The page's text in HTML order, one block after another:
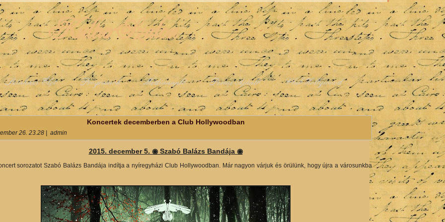
KulturSzalon
Színházi Élet Programok Médianapló Perme Ajánló Club Hollywood
Koncertek decemberben a Club Hollywoodban
26. 23.28 admin
2015. december 5. ◉ Szabó Balázs Bandája ◉
sorozatot Szabó Balázs Bandája indítja a nyíregyházi Club Hollywoodban. Már nagyon várjuk és örülünk, hogy újra a városunkba